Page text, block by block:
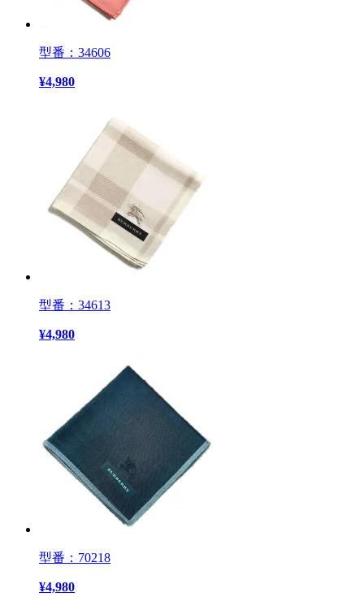
型番：34606
¥4,980
型番：34613
¥4,980
型番：70218
¥4,980